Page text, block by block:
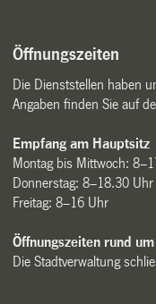
Öffnungszeiten
Die Dienststellen haben
Angaben finden Sie auf
Empfang am Hauptsitz
Montag bis Mittwoch:
Donnerstag: 8–18.30 Uhr
Freitag: 8–16 Uhr
Öffnungszeiten rund
Die Stadtverwaltung